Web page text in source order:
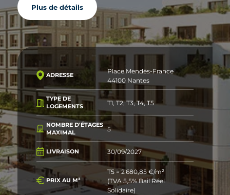
Plus de détails
ADRESSE
Place Mendès-France
44100 Nantes
TYPE DE
LOGEMENTS
T1, T2, T3, T4, T5
NOMBRE D'ÉTAGES
MAXIMAL
5
LIVRAISON 30/09/2027
PRIX AU M²
T5 = 2 680,85 €/m²
(TVA 5,5% Bail Réel
Solidaire)